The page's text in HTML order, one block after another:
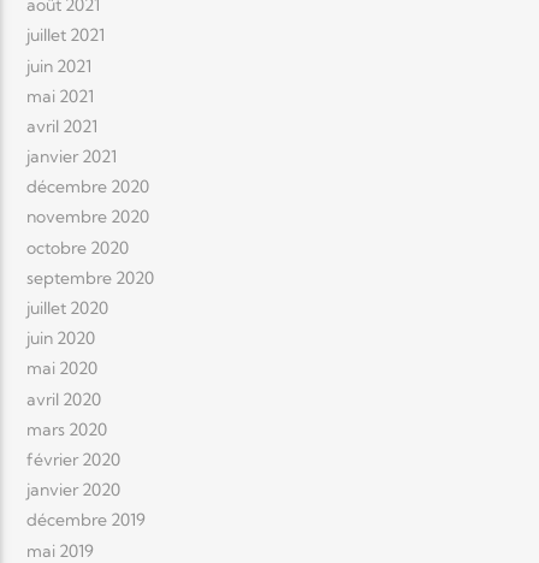
août 2021
juillet 2021
juin 2021
mai 2021
avril 2021
janvier 2021
décembre 2020
novembre 2020
octobre 2020
septembre 2020
juillet 2020
juin 2020
mai 2020
avril 2020
mars 2020
février 2020
janvier 2020
décembre 2019
mai 2019